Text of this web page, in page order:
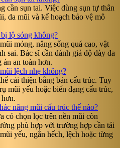
cần sụn tai. Việc dùng sụn tự thân
da mũi và kế hoạch bảo vệ mô
lộ sóng không?
mỏng, nâng sống quá cao, vật
sai. Bác sĩ cần đánh giá độ dày da
án an toàn hơn.
lệch nhẹ không?
cải thiện bằng bán cấu trúc. Tuy
mũi yếu hoặc biến dạng cấu trúc,
nâng mũi cấu trúc thế nào?
có chọn lọc trên nền mũi còn
phù hợp với trường hợp cần tái
yếu, ngắn hếch, lệch hoặc từng